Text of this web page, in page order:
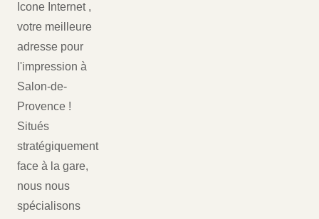
Icone Internet ,
votre meilleure
adresse pour
l'impression à
Salon-de-
Provence !
Situés
stratégiquement
face à la gare,
nous nous
spécialisons